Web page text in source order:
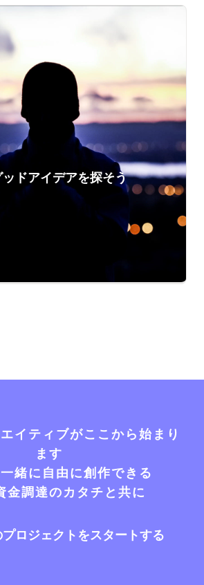
ッドアイデアを探そう
イティブがここから始まり
ます
緒に自由に創作できる
金調達のカタチと共に
ロジェクトをスタートする